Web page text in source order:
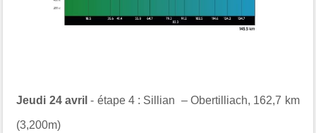
Jeudi 24 avril - étape 4 : Sillian –Obertilliach, 162,7 km
(3,200m)